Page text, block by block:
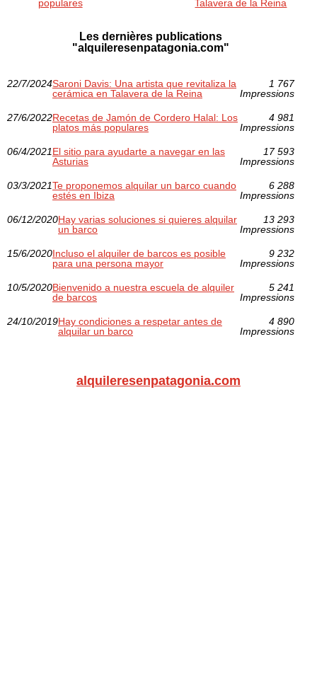
populares
Talavera de la Reina
Les dernières publications
"alquileresenpatagonia.com"
22/7/2024Saroni Davis: Una artista que revitaliza la
cerámica en Talavera de la Reina
1 767
Impressions
27/6/2022Recetas de Jamón de Cordero Halal: Los
platos más populares
4 981
Impressions
06/4/2021El sitio para ayudarte a navegar en las
Asturias
17 593
Impressions
03/3/2021Te proponemos alquilar un barco cuando
estés en Ibiza
6 288
Impressions
06/12/2020Hay varias soluciones si quieres alquilar
un barco
13 293
Impressions
15/6/2020Incluso el alquiler de barcos es posible
para una persona mayor
9 232
Impressions
10/5/2020Bienvenido a nuestra escuela de alquiler
de barcos
5 241
Impressions
24/10/2019Hay condiciones a respetar antes de
alquilar un barco
4 890
Impressions
alquileresenpatagonia.com